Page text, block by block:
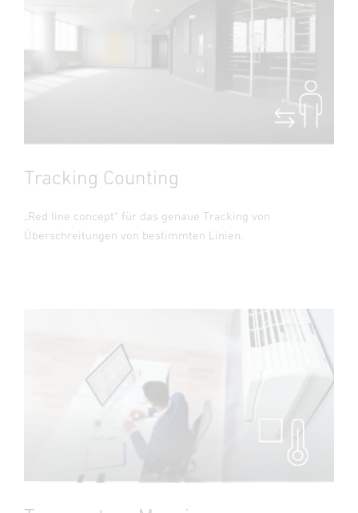
Tracking Counting
„Red line concept“ für das genaue Tracking von
Überschreitungen von bestimmten Linien.